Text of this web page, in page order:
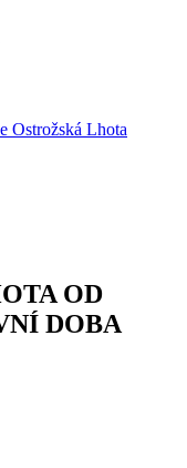
Ostrožská Lhota
OD
DOBA